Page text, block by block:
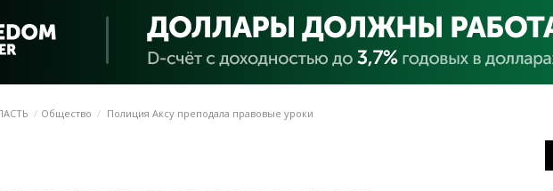
Общество Полиция Аксу преподала правовые уроки